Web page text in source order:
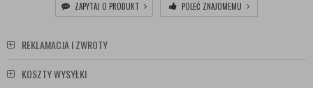
ZAPYTAJ O PRODUKT
POLEĆ ZNAJOMEMU
REKLAMACJA I ZWROTY
KOSZTY WYSYŁKI